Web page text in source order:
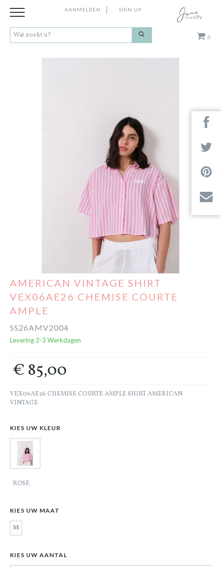
0
AANMELDEN SIGN UP
Kleding
Next
AMERICAN VINTAGE SHIRT
VEX06AE26 CHEMISE COURTE
AMPLE
SS26AMV2004
Levering 2-3 Werkdagen
€ 85,00
VEX06AE26 CHEMISE COURTE AMPLE SHIRT AMERICAN
VINTAGE
KIES UW KLEUR
ROSE
KIES UW MAAT
M
KIES UW AANTAL